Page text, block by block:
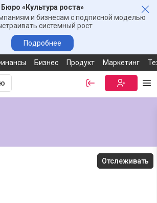
Бюро «Культура роста»
и бизнесам с подписной моделью
системный рост
Подробнее
Бизнес Продукт Маркетинг
Войти
Отслеживать